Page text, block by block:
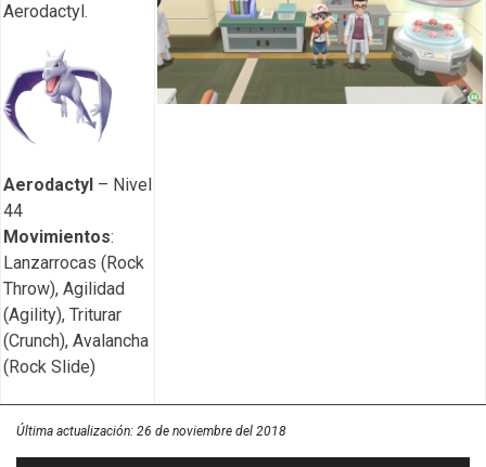
Aerodactyl.
Aerodactyl – Nivel
44
Movimientos:
Lanzarrocas (Rock
Throw), Agilidad
(Agility), Triturar
(Crunch), Avalancha
(Rock Slide)
Última actualización: 26 de noviembre del 2018